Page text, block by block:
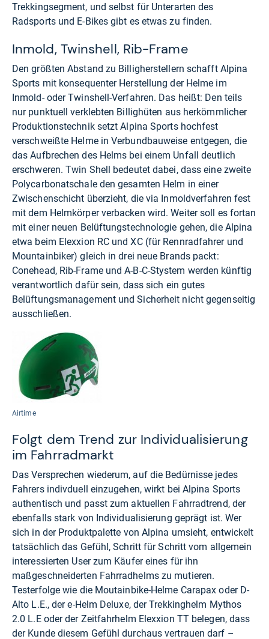
Trekkingsegment, und selbst für Unterarten des
Radsports und E-Bikes gibt es etwas zu finden.
Inmold, Twinshell, Rib-Frame
Den größten Abstand zu Billigherstellern schafft Alpina
Sports mit konsequenter Herstellung der Helme im
Inmold- oder Twinshell-Verfahren. Das heißt: Den teils
nur punktuell verklebten Billighüten aus herkömmlicher
Produktionstechnik setzt Alpina Sports hochfest
verschweißte Helme in Verbundbauweise entgegen, die
das Aufbrechen des Helms bei einem Unfall deutlich
erschweren. Twin Shell bedeutet dabei, dass eine zweite
Polycarbonatschale den gesamten Helm in einer
Zwischenschicht überzieht, die via Inmoldverfahren fest
mit dem Helmkörper verbacken wird. Weiter soll es fortan
mit einer neuen Belüftungstechnologie gehen, die Alpina
etwa beim Elexxion RC und XC (für Rennradfahrer und
Mountainbiker) gleich in drei neue Brands packt:
Conehead, Rib-Frame und A-B-C-Stystem werden künftig
verantwortlich dafür sein, dass sich ein gutes
Belüftungsmanagement und Sicherheit nicht gegenseitig
ausschließen.
Airtime
Folgt dem Trend zur Individualisierung
im Fahrradmarkt
Das Versprechen wiederum, auf die Bedürnisse jedes
Fahrers indivduell einzugehen, wirkt bei Alpina Sports
authentisch und passt zum aktuellen Fahrradtrend, der
ebenfalls stark von Individualisierung geprägt ist. Wer
sich in der Produktpalette von Alpina umsieht, entwickelt
tatsächlich das Gefühl, Schritt für Schritt vom allgemein
interessierten User zum Käufer eines für ihn
maßgeschneiderten Fahrradhelms zu mutieren.
Testerfolge wie die Moutainbike-Helme Carapax oder D-
Alto L.E., der e-Helm Deluxe, der Trekkinghelm Mythos
2.0 L.E oder der Zeitfahrhelm Elexxion TT belegen, dass
der Kunde diesem Gefühl durchaus vertrauen darf –